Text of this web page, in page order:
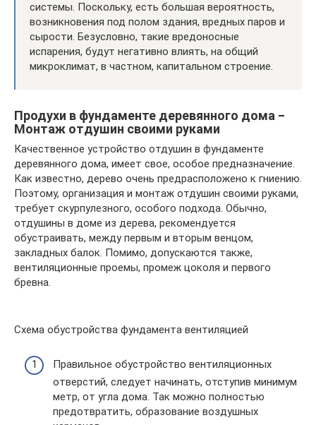
системы. Поскольку, есть большая вероятность,
возникновения под полом здания, вредных паров и
сырости. Безусловно, такие вредоносные
испарения, будут негативно влиять, на общий
микроклимат, в частном, капитальном строение.
Продухи в фундаменте деревянного дома ‒
Монтаж отдушин своими руками
Качественное устройство отдушин в фундаменте
деревянного дома, имеет свое, особое предназначение.
Как известно, дерево очень предрасположено к гниению.
Поэтому, организация и монтаж отдушин своими руками,
требует скурпулезного, особого подхода. Обычно,
отдушины в доме из дерева, рекомендуется
обустраивать, между первым и вторым венцом,
закладных балок. Помимо, допускаются также,
вентиляционные проемы, промеж цоколя и первого
бревна.
Схема обустройства фундамента вентиляцией
Правильное обустройство вентиляционных
отверстий, следует начинать, отступив минимум
метр, от угла дома. Так можно полностью
предотвратить, образование воздушных